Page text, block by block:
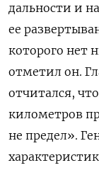
дальности и
ее
которого нет
отметил он.
отчитался,
километров
не предел».